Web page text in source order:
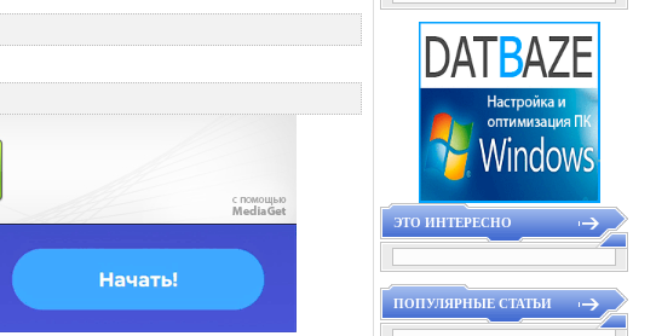
ЭТО ИНТЕРЕСНО
ПОПУЛЯРНЫЕ СТАТЬИ